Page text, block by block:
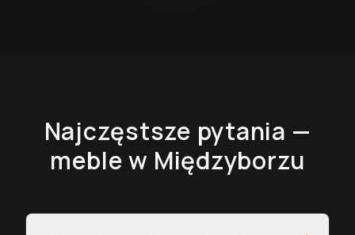
Najczęstsze pytania —
meble w Międzyborzu